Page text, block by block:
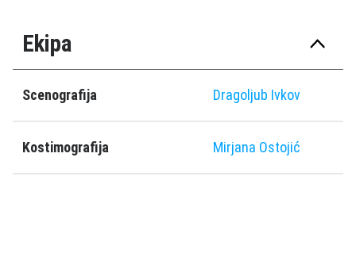
Ekipa
Scenografija Dragoljub Ivkov
Kostimografija Mirjana Ostojić